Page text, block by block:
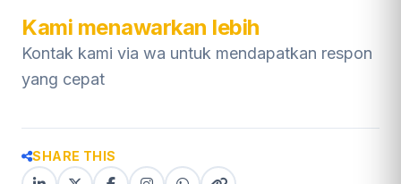
Kami menawarkan lebih
Kontak kami via wa untuk mendapatkan respon
yang cepat
SHARE THIS